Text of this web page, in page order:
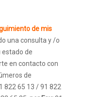
de mis
una consulta y /o
estado de
en contacto con
de
822 65 13 / 91 822